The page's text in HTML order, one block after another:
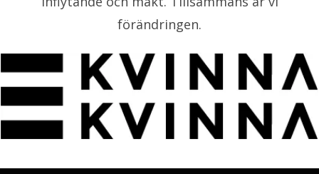
förändringen.